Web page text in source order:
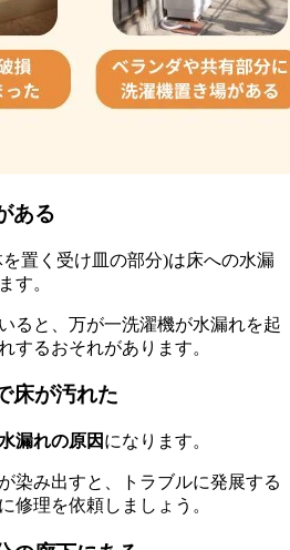
ある
を置く受け皿の部分)は床への水漏
す。
ると、万が一洗濯機が水漏れを起
するおそれがあります。
床が汚れた
漏れの原因 になります。
染み出すと、トラブルに発展する
修理を依頼しましょう。